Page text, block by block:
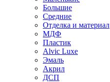
Большие
Средние
Отделка и материал
МДФ
Пластик
Alvic Luxe
Эмаль
Акрил
ДСП